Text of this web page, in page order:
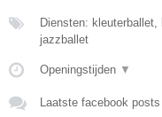
Diensten:
jazzballet
Openingstijden ▼
Laatste facebook posts